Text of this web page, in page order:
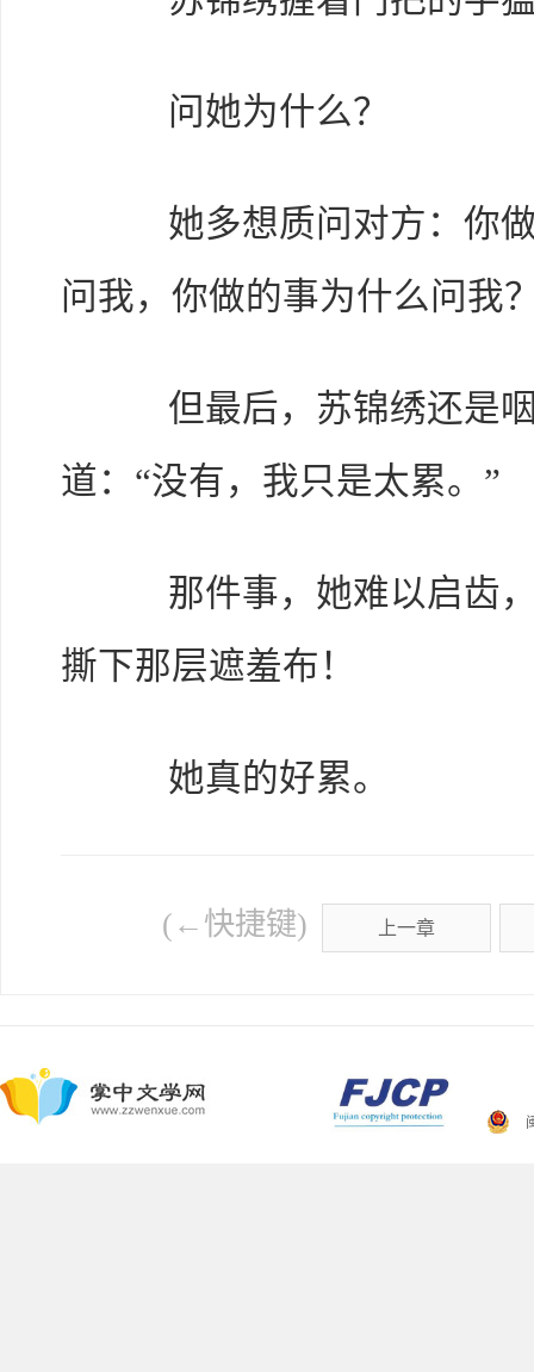
问她为什么？
她多想质问对方：你做
问我，你做的事为什么问我
但最后，苏锦绣还是咽
道：“没有，我只是太累。”
那件事，她难以启齿，
撕下那层遮羞布！
她真的好累。
(←快捷键) 上一章